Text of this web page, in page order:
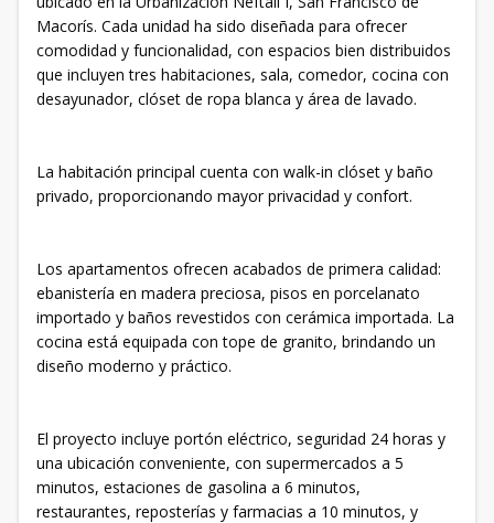
Macorís. Cada unidad ha sido diseñada para ofrecer
comodidad y funcionalidad, con espacios bien distribuidos
que incluyen tres habitaciones, sala, comedor, cocina con
desayunador, clóset de ropa blanca y área de lavado.
La habitación principal cuenta con walk-in clóset y baño
privado, proporcionando mayor privacidad y confort.
Los apartamentos ofrecen acabados de primera calidad:
ebanistería en madera preciosa, pisos en porcelanato
importado y baños revestidos con cerámica importada. La
cocina está equipada con tope de granito, brindando un
diseño moderno y práctico.
El proyecto incluye portón eléctrico, seguridad 24 horas y
una ubicación conveniente, con supermercados a 5
minutos, estaciones de gasolina a 6 minutos,
restaurantes, reposterías y farmacias a 10 minutos, y